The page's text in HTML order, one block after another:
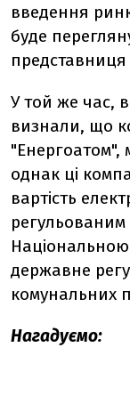
введення
буде
У той же час,
визнали, що
"Енергоатом",
однак ці
вартість
регульованим
Національною
державне
комунальних
Нагадуємо: